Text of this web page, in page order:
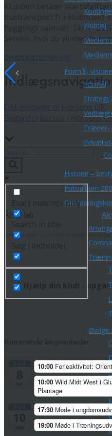
Klubtøj
Formål,
Formål
Strategi
Træner-
Historie –
Fotoalbum
Øvrige
Klubben betaler
bustransport fra klubhuset
hyggeligt samvær. Skriv
Service, hvis du vil med
Indlægsnavigation
DM medaljer til Horsens OK
Begynderkursus i Horsens
Exact matches only
Åbne løb
Der er ingen kommende begivenheder.
Hjælp din klub -
10:00 Ferieaktivitet:
10:00 Wild Midt West i
Plantage
17:30 Møde i
19:00 Møde i